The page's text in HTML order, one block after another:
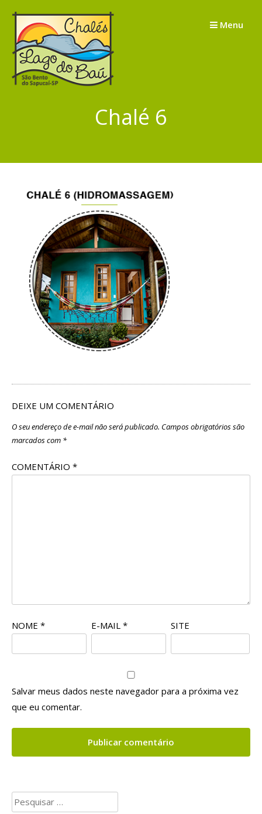
content
Menu
Chalé 6
DEIXE UM COMENTÁRIO
O seu endereço de e-mail não será publicado. Campos obrigatórios são
marcados com *
COMENTÁRIO *
NOME * E-MAIL * SITE
Salvar meus dados neste navegador para a próxima vez
que eu comentar.
Pesquisar